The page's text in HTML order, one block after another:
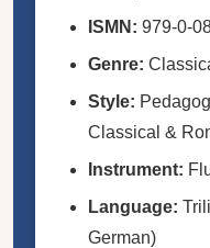
ISMN: 979-0-
Genre:
Style:
Classical &
Instrument:
Language:
German)